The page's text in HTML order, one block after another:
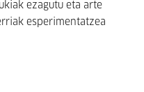
ezagutu eta arte
esperimentatzea